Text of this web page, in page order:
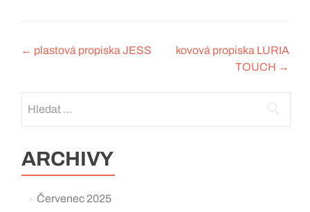
Navigace
příspěvek
← plastová propiska JESS
kovová propiska LURIA
TOUCH →
ARCHIVY
Červenec 2025